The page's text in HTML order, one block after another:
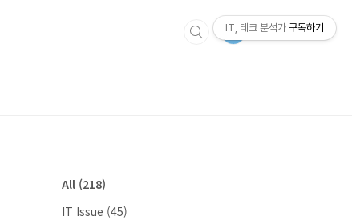
All (218)
IT Issue (45)
IT, 테크 분석가 구독하기